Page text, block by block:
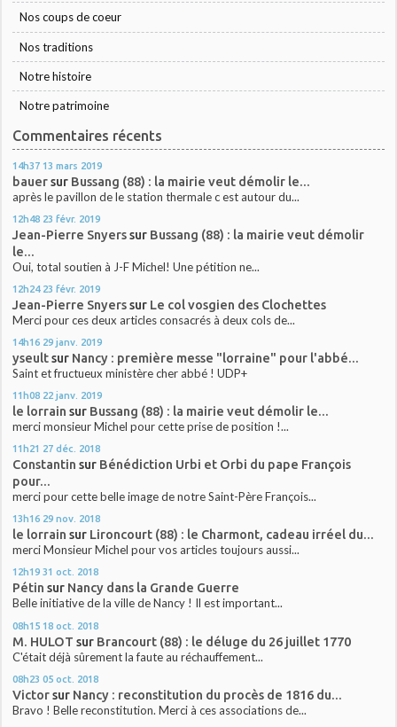
Nos coups de coeur
Nos traditions
Notre histoire
Notre patrimoine
Commentaires récents
14h37 13 mars 2019
bauersur Bussang (88) : la mairie veut démolir le...
après le pavillon de le station thermale c est autour du...
12h48 23 févr. 2019
Jean-Pierre Snyerssur Bussang (88) : la mairie veut démolir
le...
Oui, total soutien à J-F Michel! Une pétition ne...
12h24 23 févr. 2019
Jean-Pierre Snyerssur Le col vosgien des Clochettes
Merci pour ces deux articles consacrés à deux cols de...
14h16 29 janv. 2019
yseultsur Nancy : première messe "lorraine" pour l'abbé...
Saint et fructueux ministère cher abbé ! UDP+
11h08 22 janv. 2019
le lorrain sur Bussang (88) : la mairie veut démolir le...
merci monsieur Michel pour cette prise de position !...
11h21 27 déc. 2018
Constantin sur Bénédiction Urbi et Orbi du pape François
pour...
merci pour cette belle image de notre Saint-Père François...
13h16 29 nov. 2018
le lorrain sur Lironcourt (88) : le Charmont, cadeau irréel du...
merci Monsieur Michel pour vos articles toujours aussi...
12h19 31 oct. 2018
Pétin sur Nancy dans la Grande Guerre
Belle initiative de la ville de Nancy ! Il est important...
08h15 18 oct. 2018
M. HULOT sur Brancourt (88) : le déluge du 26 juillet 1770
C'était déjà sûrement la faute au réchauffement...
08h23 05 oct. 2018
Victorsur Nancy : reconstitution du procès de 1816 du...
Bravo ! Belle reconstitution. Merci à ces associations de...